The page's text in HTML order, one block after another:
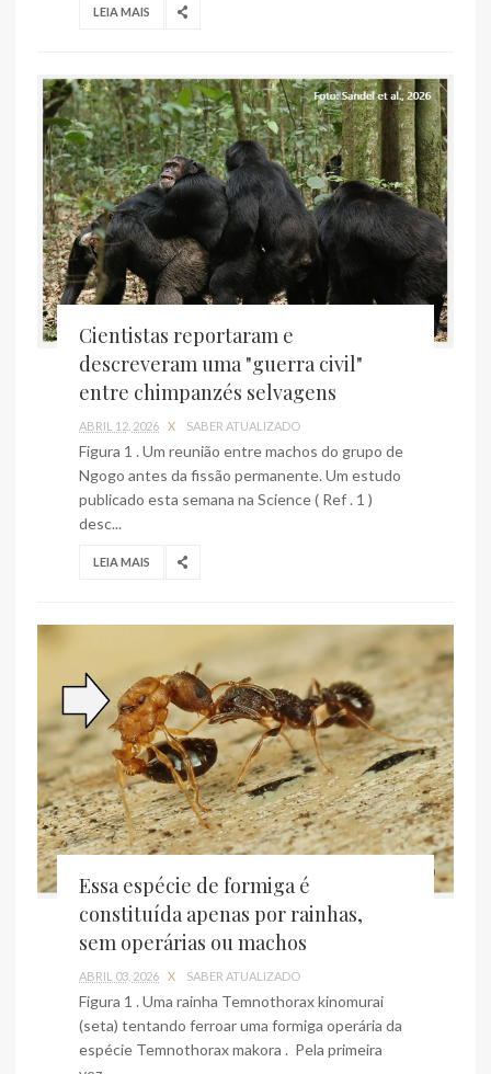
LEIA MAIS
Cientistas reportaram e
descreveram uma "guerra civil"
entre chimpanzés selvagens
ABRIL 12, 2026 X SABER ATUALIZADO
Figura 1 . Um reunião entre machos do grupo de
Ngogo antes da fissão permanente. Um estudo
publicado esta semana na Science ( Ref . 1 )
desc...
LEIA MAIS
Essa espécie de formiga é
constituída apenas por rainhas,
sem operárias ou machos
ABRIL 03, 2026 X SABER ATUALIZADO
Figura 1 . Uma rainha Temnothorax kinomurai
(seta) tentando ferroar uma formiga operária da
espécie Temnothorax makora . Pela primeira